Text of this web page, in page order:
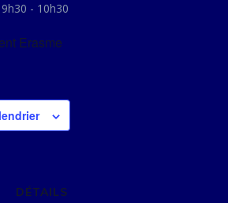
- 10h30
Erasme
DÉTAILS